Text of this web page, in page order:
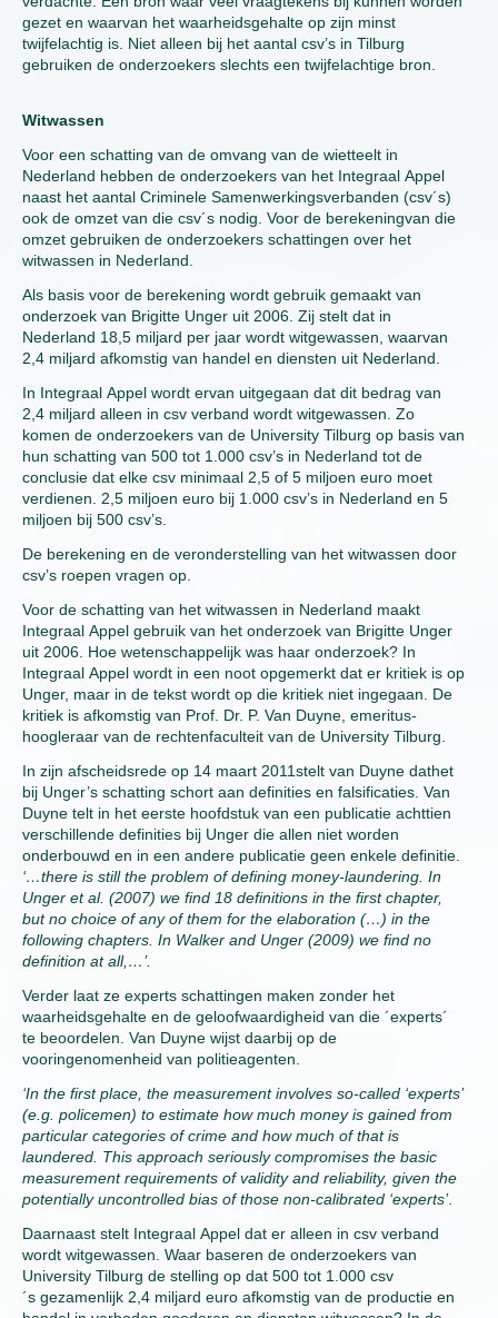
gezet en waarvan het waarheidsgehalte op zijn minst
twijfelachtig is. Niet alleen bij het aantal csv’s in Tilburg
gebruiken de onderzoekers slechts een twijfelachtige bron.
Witwassen
Voor een schatting van de omvang van de wietteelt in
Nederland hebben de onderzoekers van het Integraal Appel
naast het aantal Criminele Samenwerkingsverbanden (csv´s)
ook de omzet van die csv´s nodig. Voor de berekeningvan die
omzet gebruiken de onderzoekers schattingen over het
witwassen in Nederland.
Als basis voor de berekening wordt gebruik gemaakt van
onderzoek van Brigitte Unger uit 2006. Zij stelt dat in
Nederland 18,5 miljard per jaar wordt witgewassen, waarvan
2,4 miljard afkomstig van handel en diensten uit Nederland.
In Integraal Appel wordt ervan uitgegaan dat dit bedrag van
2,4 miljard alleen in csv verband wordt witgewassen. Zo
komen de onderzoekers van de University Tilburg op basis van
hun schatting van 500 tot 1.000 csv’s in Nederland tot de
conclusie dat elke csv minimaal 2,5 of 5 miljoen euro moet
verdienen. 2,5 miljoen euro bij 1.000 csv’s in Nederland en 5
miljoen bij 500 csv’s.
De berekening en de veronderstelling van het witwassen door
csv’s roepen vragen op.
Voor de schatting van het witwassen in Nederland maakt
Integraal Appel gebruik van het onderzoek van Brigitte Unger
uit 2006. Hoe wetenschappelijk was haar onderzoek? In
Integraal Appel wordt in een noot opgemerkt dat er kritiek is op
Unger, maar in de tekst wordt op die kritiek niet ingegaan. De
kritiek is afkomstig van Prof. Dr. P. Van Duyne, emeritus-
hoogleraar van de rechtenfaculteit van de University Tilburg.
In zijn afscheidsrede op 14 maart 2011stelt van Duyne dathet
bij Unger’s schatting schort aan definities en falsificaties. Van
Duyne telt in het eerste hoofdstuk van een publicatie achttien
verschillende definities bij Unger die allen niet worden
onderbouwd en in een andere publicatie geen enkele definitie.
‘…there is still the problem of defining money-laundering. In
Unger et al. (2007) we find 18 definitions in the first chapter,
but no choice of any of them for the elaboration (…) in the
following chapters. In Walker and Unger (2009) we find no
definition at all,…’.
Verder laat ze experts schattingen maken zonder het
waarheidsgehalte en de geloofwaardigheid van die ´experts´
te beoordelen. Van Duyne wijst daarbij op de
vooringenomenheid van politieagenten.
‘In the first place, the measurement involves so-called ‘experts’
(e.g. policemen) to estimate how much money is gained from
particular categories of crime and how much of that is
laundered. This approach seriously compromises the basic
measurement requirements of validity and reliability, given the
potentially uncontrolled bias of those non-calibrated ‘experts’.
Daarnaast stelt Integraal Appel dat er alleen in csv verband
wordt witgewassen. Waar baseren de onderzoekers van
University Tilburg de stelling op dat 500 tot 1.000 csv
´s gezamenlijk 2,4 miljard euro afkomstig van de productie en